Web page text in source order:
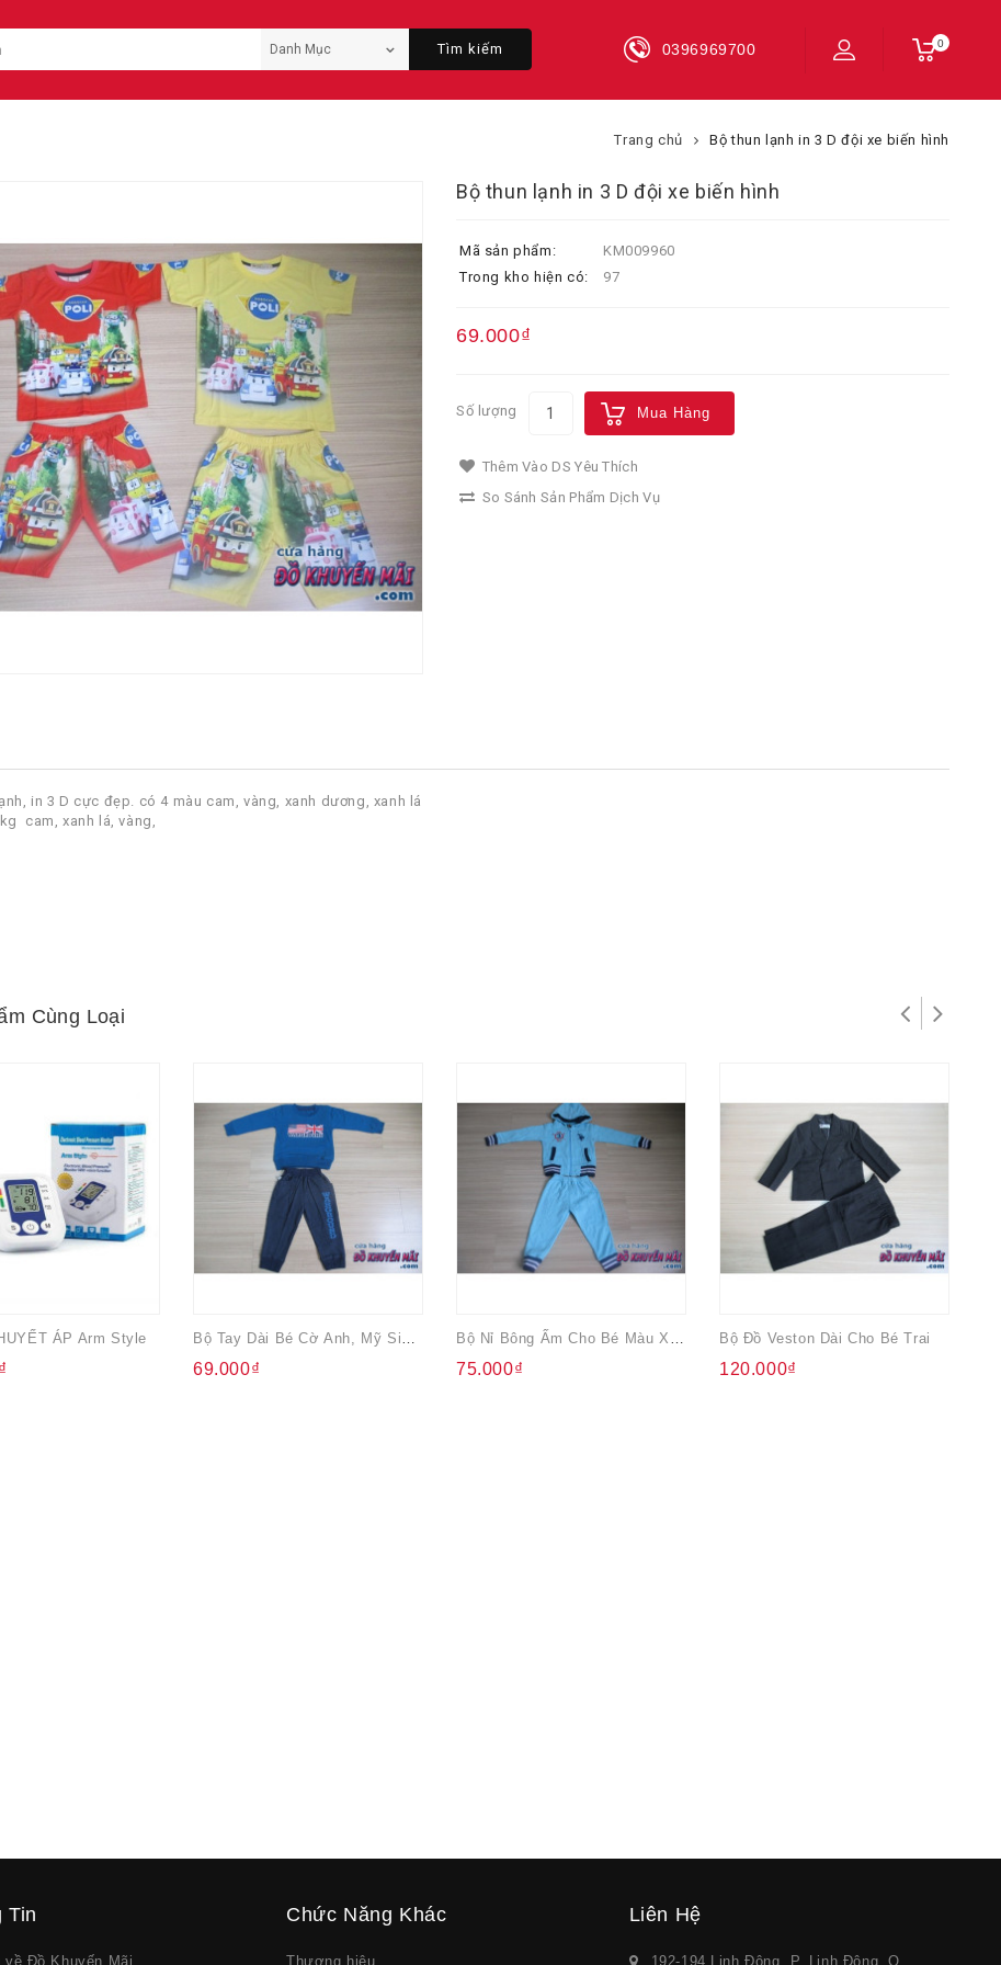
0
0396969700
Tìm kiếm
Trang chủ Bộ thun lạnh in 3 D đội xe biến hình
Bộ thun lạnh in 3 D đội xe biến hình
Mã sản phẩm:
KM009960
Trong kho hiện có:
97
69.000₫
Số lượng Mua Hàng
Thêm Vào DS Yêu Thích
So Sánh Sản Phẩm Dịch Vụ
in 3 D cực đẹp. có 4 màu cam, vàng, xanh dương, xanh lá
cam, xanh lá, vàng,
Cùng Loại
ÁP Arm Style
69.000₫ 75.000₫
Bộ Đồ Veston Dài Cho Bé Trai
120.000₫
Tin
về Đồ Khuyến Mãi
Chức Năng Khác
Thương hiệu
Liên Hệ
192-194 Linh Đông, P. Linh Đông, Q.